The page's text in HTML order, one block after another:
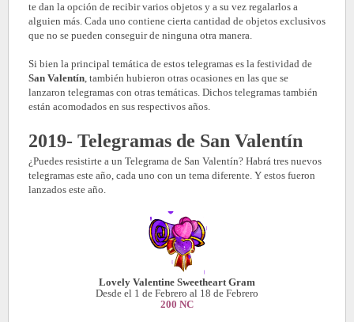
te dan la opción de recibir varios objetos y a su vez regalarlos a
alguien más. Cada uno contiene cierta cantidad de objetos exclusivos
que no se pueden conseguir de ninguna otra manera.
Si bien la principal temática de estos telegramas es la festividad de
San Valentín, también hubieron otras ocasiones en las que se
lanzaron telegramas con otras temáticas. Dichos telegramas también
están acomodados en sus respectivos años.
2019- Telegramas de San Valentín
¿Puedes resistirte a un Telegrama de San Valentín? Habrá tres nuevos
telegramas este año, cada uno con un tema diferente. Y estos fueron
lanzados este año.
Lovely Valentine Sweetheart Gram
Desde el 1 de Febrero al 18 de Febrero
200 NC